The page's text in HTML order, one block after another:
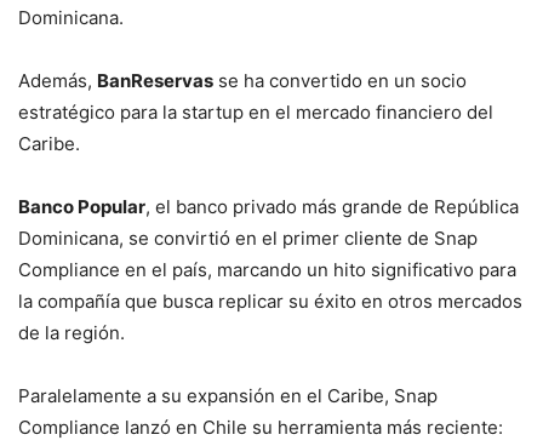
Dominicana.
Además, BanReservas se ha convertido en un socio
estratégico para la startup en el mercado financiero del
Caribe.
Banco Popular, el banco privado más grande de República
Dominicana, se convirtió en el primer cliente de Snap
Compliance en el país, marcando un hito significativo para
la compañía que busca replicar su éxito en otros mercados
de la región.
Paralelamente a su expansión en el Caribe, Snap
Compliance lanzó en Chile su herramienta más reciente: